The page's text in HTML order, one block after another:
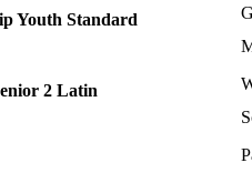
Youth Standard
2 Latin